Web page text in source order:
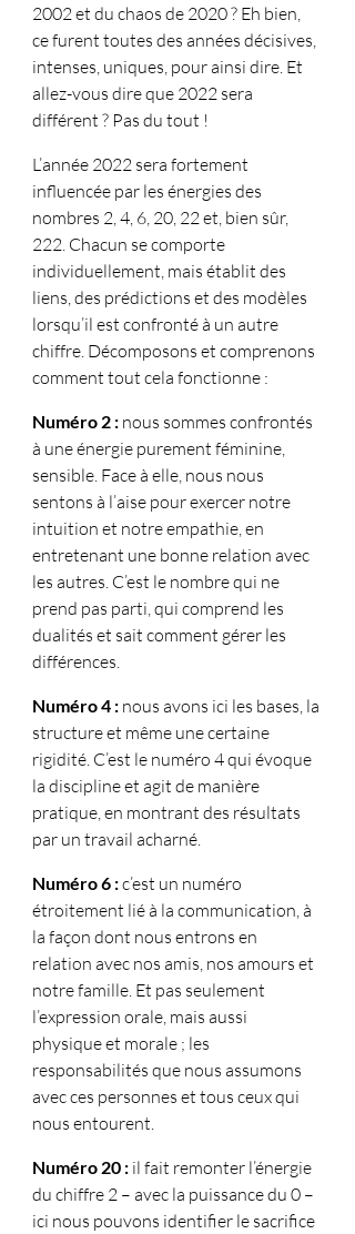
2002 et du chaos de 2020 ? Eh bien,
ce furent toutes des années décisives,
intenses, uniques, pour ainsi dire. Et
allez-vous dire que 2022 sera
différent ? Pas du tout !
L’année 2022 sera fortement
influencée par les énergies des
nombres 2, 4, 6, 20, 22 et, bien sûr,
222. Chacun se comporte
individuellement, mais établit des
liens, des prédictions et des modèles
lorsqu’il est confronté à un autre
chiffre. Décomposons et comprenons
comment tout cela fonctionne :
Numéro 2 : nous sommes confrontés
à une énergie purement féminine,
sensible. Face à elle, nous nous
sentons à l’aise pour exercer notre
intuition et notre empathie, en
entretenant une bonne relation avec
les autres. C’est le nombre qui ne
prend pas parti, qui comprend les
dualités et sait comment gérer les
différences.
Numéro 4 : nous avons ici les bases, la
structure et même une certaine
rigidité. C’est le numéro 4 qui évoque
la discipline et agit de manière
pratique, en montrant des résultats
par un travail acharné.
Numéro 6 : c’est un numéro
étroitement lié à la communication, à
la façon dont nous entrons en
relation avec nos amis, nos amours et
notre famille. Et pas seulement
l’expression orale, mais aussi
physique et morale ; les
responsabilités que nous assumons
avec ces personnes et tous ceux qui
nous entourent.
Numéro 20 : il fait remonter l’énergie
du chiffre 2 – avec la puissance du 0 –
ici nous pouvons identifier le sacrifice